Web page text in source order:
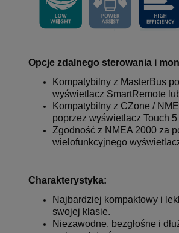
Opcje zdalnego sterowania i
Kompatybilny z MasterBus
wyświetlacz SmartRemote
Kompatybilny z CZone /
poprzez wyświetlacz Touch
Zgodność z NMEA 2000 za
wielofunkcyjnego
Charakterystyka:
Najbardziej kompaktowy i
swojej klasie.
Niezawodne, bezgłośne i